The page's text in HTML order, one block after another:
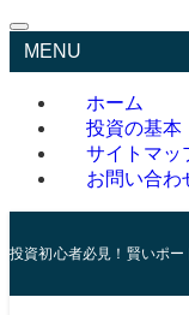
MENU
ホーム
投資の基本
サイトマッ
お問い合わ
投資初心者必見！賢いポー